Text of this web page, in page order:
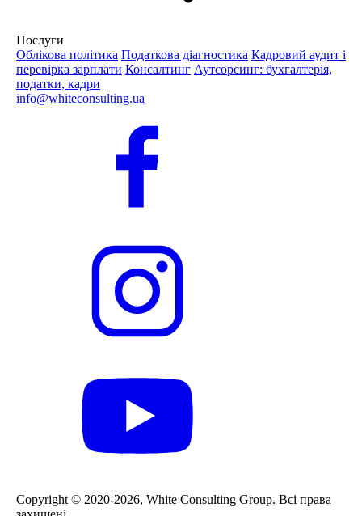
Послуги
Облікова політика Податкова діагностика Кадровий аудит і
перевірка зарплати Консалтинг Аутсорсинг: бухгалтерія,
податки, кадри
info@whiteconsulting.ua
Сopyright © 2020-2026, White Consulting Group. Всі права